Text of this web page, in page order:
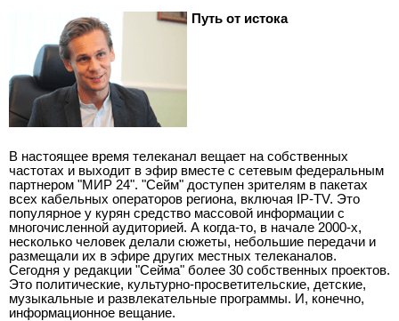
Путь от истока
В настоящее время телеканал вещает на собственных
частотах и выходит в эфир вместе с сетевым федеральным
партнером "МИР 24". "Сейм" доступен зрителям в пакетах
всех кабельных операторов региона, включая IP-TV. Это
популярное у курян средство массовой информации с
многочисленной аудиторией. А когда-то, в начале 2000-х,
несколько человек делали сюжеты, небольшие передачи и
размещали их в эфире других местных телеканалов.
Сегодня у редакции "Сейма" более 30 собственных проектов.
Это политические, культурно-просветительские, детские,
музыкальные и развлекательные программы. И, конечно,
информационное вещание.